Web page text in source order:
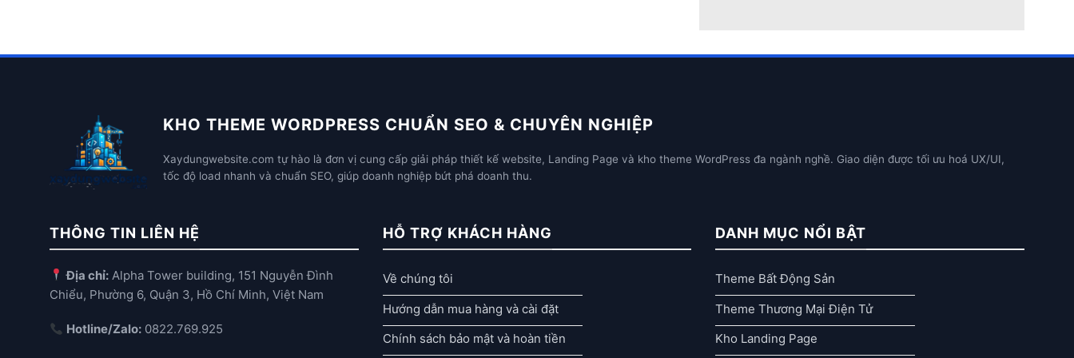
KHO THEME WORDPRESS CHUẨN SEO & CHUYÊN NGHIỆP
Xaydungwebsite.com tự hào là đơn vị cung cấp giải pháp thiết kế website, Landing Page và kho theme WordPress đa ngành nghề. Giao diện được tối ưu hoá UX/UI,
tốc độ load nhanh và chuẩn SEO, giúp doanh nghiệp bứt phá doanh thu.
THÔNG TIN LIÊN HỆ
Địa chỉ: Alpha Tower building, 151 Nguyễn Đình
Chiểu, Phường 6, Quận 3, Hồ Chí Minh, Việt Nam
Hotline/Zalo: 0822.769.925
HỖ TRỢ KHÁCH HÀNG
Về chúng tôi
Hướng dẫn mua hàng và cài đặt
Chính sách bảo mật và hoàn tiền
DANH MỤC NỔI BẬT
Theme Bất Động Sản
Theme Thương Mại Điện Tử
Kho Landing Page